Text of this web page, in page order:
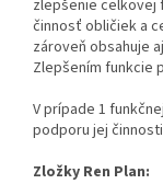
zlepšenie celkovej
činnosť obličiek a
zároveň obsahuje
Zlepšením funkcie
V prípade 1
podporu jej
Zložky Ren Plan: